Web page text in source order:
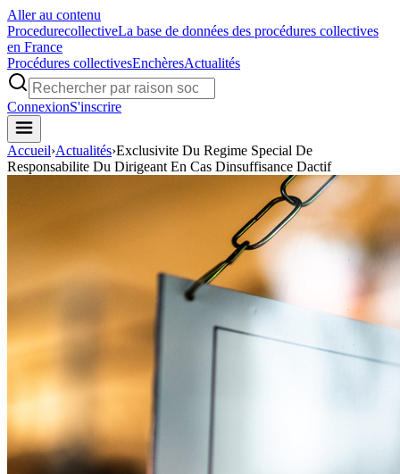
Aller au contenu
ProcedurecollectiveLa base de données des procédures collectives
en France
Procédures collectivesEnchèresActualités
ConnexionS'inscrire
Accueil›Actualités›Exclusivite Du Regime Special De
Responsabilite Du Dirigeant En Cas Dinsuffisance Dactif